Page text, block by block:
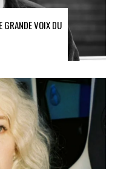
GRANDE VOIX DU